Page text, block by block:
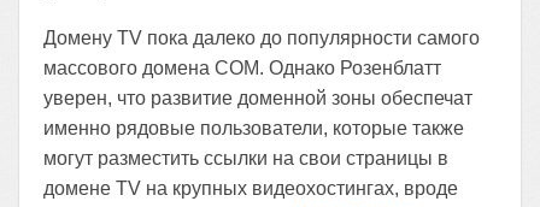
Домену TV пока далеко до популярности самого
массового домена COM. Однако Розенблатт
уверен, что развитие доменной зоны обеспечат
именно рядовые пользователи, которые также
могут разместить ссылки на свои страницы в
домене TV на крупных видеохостингах, вроде